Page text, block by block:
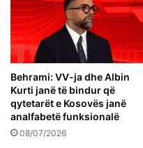
Behrami: VV-ja dhe Albin
Kurti janë të bindur që
qytetarët e Kosovës janë
analfabetë funksionalë
08/07/2026